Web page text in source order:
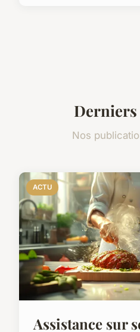
Nos
ACTU
Assistance sur